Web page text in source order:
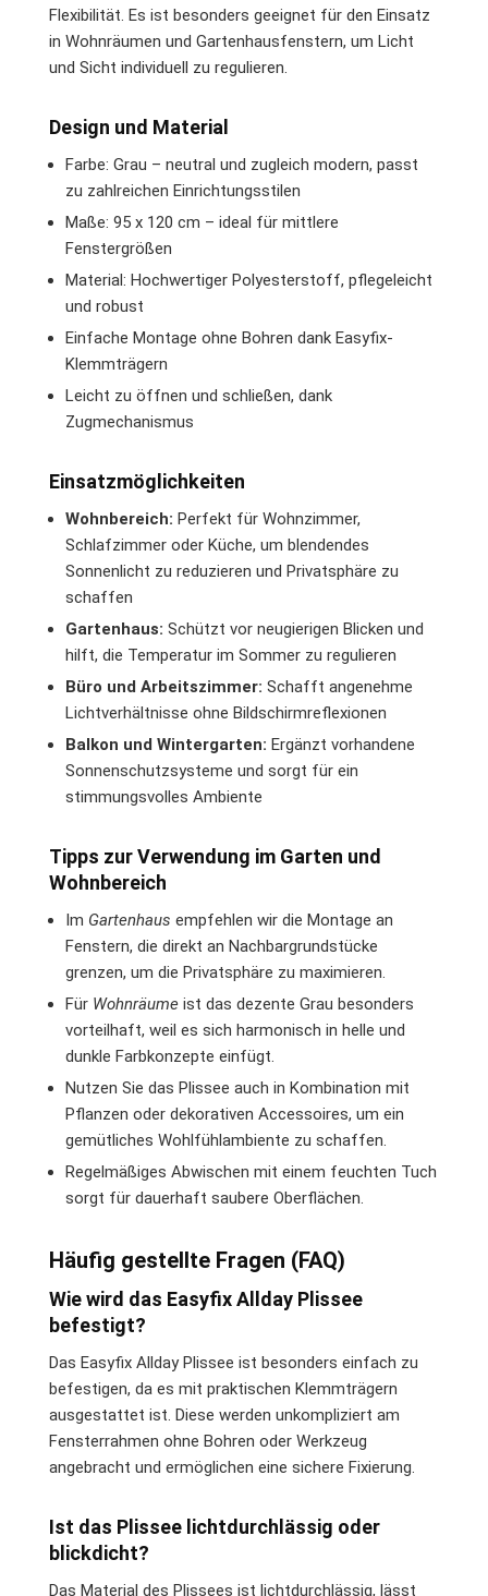
Flexibilität. Es ist besonders geeignet für den Einsatz
in Wohnräumen und Gartenhausfenstern, um Licht
und Sicht individuell zu regulieren.
Design und Material
Farbe: Grau – neutral und zugleich modern, passt
zu zahlreichen Einrichtungsstilen
Maße: 95 x 120 cm – ideal für mittlere
Fenstergrößen
Material: Hochwertiger Polyesterstoff, pflegeleicht
und robust
Einfache Montage ohne Bohren dank Easyfix-
Klemmträgern
Leicht zu öffnen und schließen, dank
Zugmechanismus
Einsatzmöglichkeiten
Wohnbereich: Perfekt für Wohnzimmer,
Schlafzimmer oder Küche, um blendendes
Sonnenlicht zu reduzieren und Privatsphäre zu
schaffen
Gartenhaus: Schützt vor neugierigen Blicken und
hilft, die Temperatur im Sommer zu regulieren
Büro und Arbeitszimmer: Schafft angenehme
Lichtverhältnisse ohne Bildschirmreflexionen
Balkon und Wintergarten: Ergänzt vorhandene
Sonnenschutzsysteme und sorgt für ein
stimmungsvolles Ambiente
Tipps zur Verwendung im Garten und
Wohnbereich
Im Gartenhaus empfehlen wir die Montage an
Fenstern, die direkt an Nachbargrundstücke
grenzen, um die Privatsphäre zu maximieren.
Für Wohnräume ist das dezente Grau besonders
vorteilhaft, weil es sich harmonisch in helle und
dunkle Farbkonzepte einfügt.
Nutzen Sie das Plissee auch in Kombination mit
Pflanzen oder dekorativen Accessoires, um ein
gemütliches Wohlfühlambiente zu schaffen.
Regelmäßiges Abwischen mit einem feuchten Tuch
sorgt für dauerhaft saubere Oberflächen.
Häufig gestellte Fragen (FAQ)
Wie wird das Easyfix Allday Plissee
befestigt?
Das Easyfix Allday Plissee ist besonders einfach zu
befestigen, da es mit praktischen Klemmträgern
ausgestattet ist. Diese werden unkompliziert am
Fensterrahmen ohne Bohren oder Werkzeug
angebracht und ermöglichen eine sichere Fixierung.
Ist das Plissee lichtdurchlässig oder
blickdicht?
Das Material des Plissees ist lichtdurchlässig, lässt